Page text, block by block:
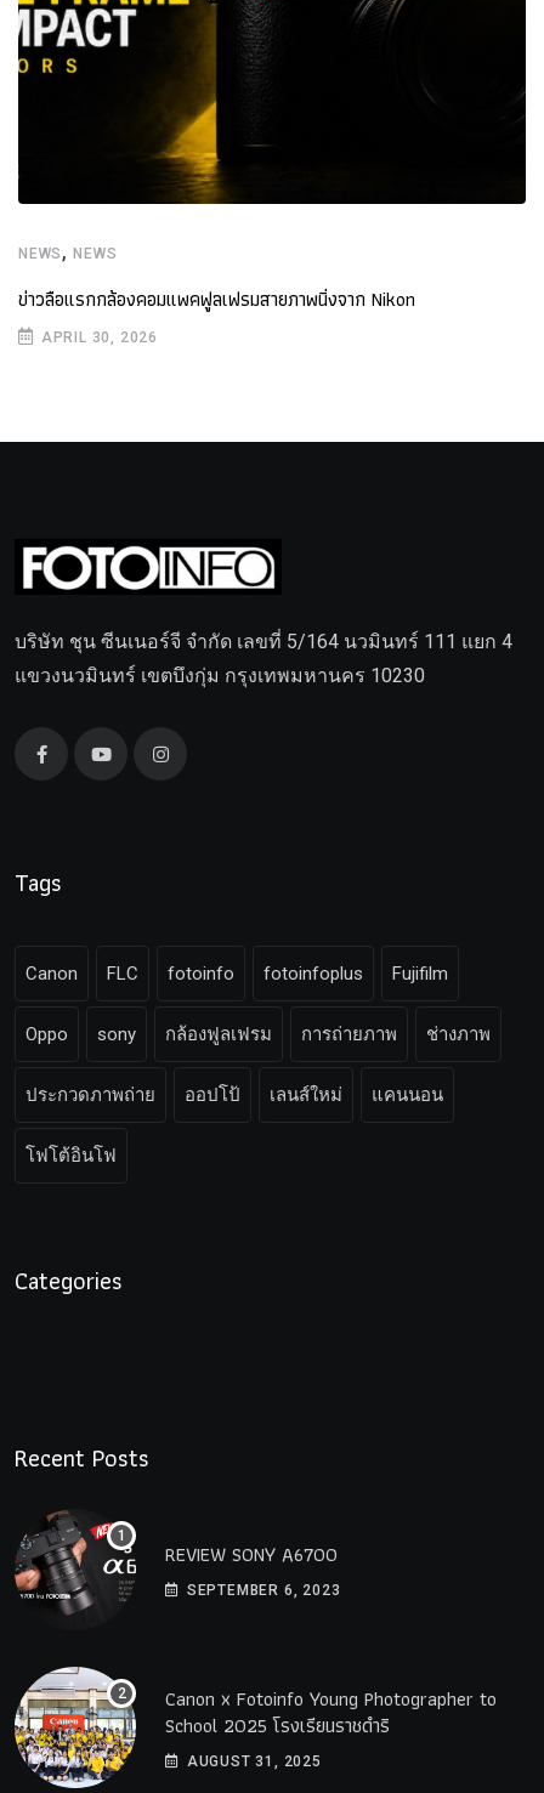
NEWS ,NEWS
ข่าวลือแรกกล้องคอมแพคฟูลเฟรมสายภาพนิ่งจาก Nikon
APRIL 30, 2026
บริษัท ชุน ซีนเนอร์จี จำกัด เลขที่ 5/164 นวมินทร์ 111 แยก 4
แขวงนวมินทร์ เขตบึงกุ่ม กรุงเทพมหานคร 10230
Tags
Canon FLC fotoinfo fotoinfoplus Fujifilm
Oppo sony กล้องฟูลเฟรม การถ่ายภาพ ช่างภาพ
ประกวดภาพถ่าย ออปโป้ เลนส์ใหม่ แคนนอน
โฟโต้อินโฟ
Categories
Recent Posts
REVIEW SONY A6700
SEPTEMBER 6, 2023
Canon x Fotoinfo​ Young​ Photographer to
School 2025 โรงเรียนราชดำริ
AUGUST 31, 2025